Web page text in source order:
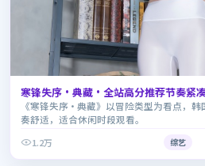
寒锋失序·典藏·全站高分推荐节奏紧
《寒锋失序·典藏》以冒险类型为看点，
奏舒适，适合休闲时段观看。
1.2万
综艺